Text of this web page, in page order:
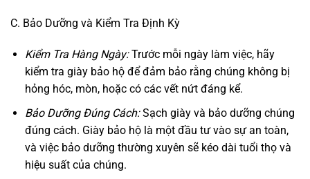
C. Bảo Dưỡng và Kiểm Tra Định Kỳ
Kiểm Tra Hàng Ngày:Trước mỗi ngày làm việc, hãy
kiểm tra giày bảo hộ để đảm bảo rằng chúng không bị
hỏng hóc, mòn, hoặc có các vết nứt đáng kể.
Bảo Dưỡng Đúng Cách:Sạch giày và bảo dưỡng chúng
đúng cách. Giày bảo hộ là một đầu tư vào sự an toàn,
và việc bảo dưỡng thường xuyên sẽ kéo dài tuổi thọ và
hiệu suất của chúng.